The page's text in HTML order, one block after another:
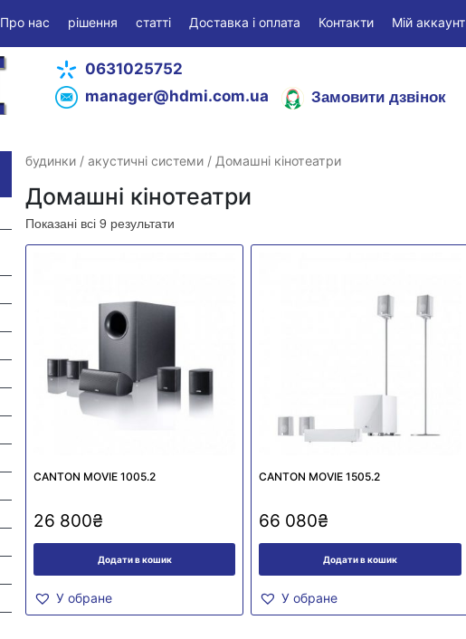
Про нас рішення статті Доставка і оплата Контакти Мій аккаунт
0631025752
manager@hdmi.com.ua
Замовити дзвінок
будинки/ акустичні системи/ Домашні кінотеатри
Домашні кінотеатри
Показані всі 9 результати
CANTON MOVIE 1005.2
26 800₴
Додати в кошик
У обране
CANTON MOVIE 1505.2
66 080₴
Додати в кошик
У обране